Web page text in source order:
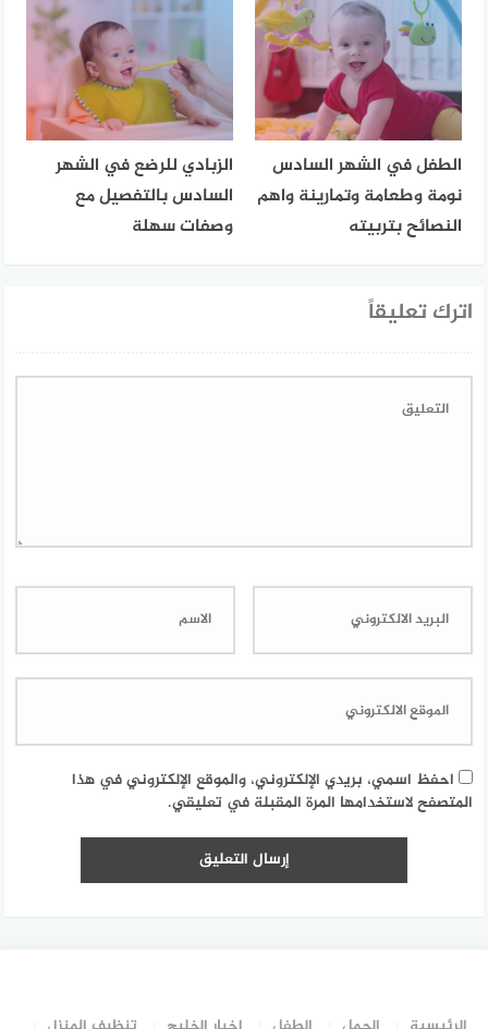
الطفل في الشهر السادس
نومة وطعامة وتمارينة واهم
النصائح بتربيته
الزبادي للرضع في الشهر
السادس بالتفصيل مع
وصفات سهلة
اترك تعليقاً
احفظ اسمي، بريدي الإلكتروني، والموقع الإلكتروني في هذا
المتصفح لاستخدامها المرة المقبلة في تعليقي.